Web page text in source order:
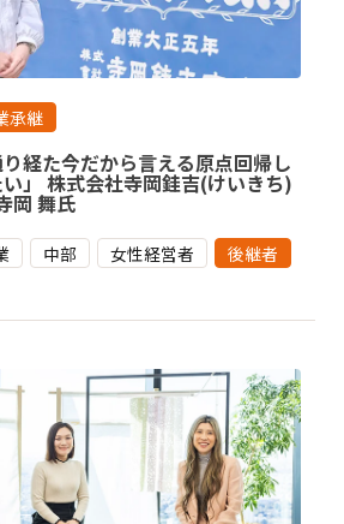
承継
経た今だから言える原点回帰し
い」 株式会社寺岡銈吉(けいきち)
岡 舞氏
中部 女性経営者 後継者